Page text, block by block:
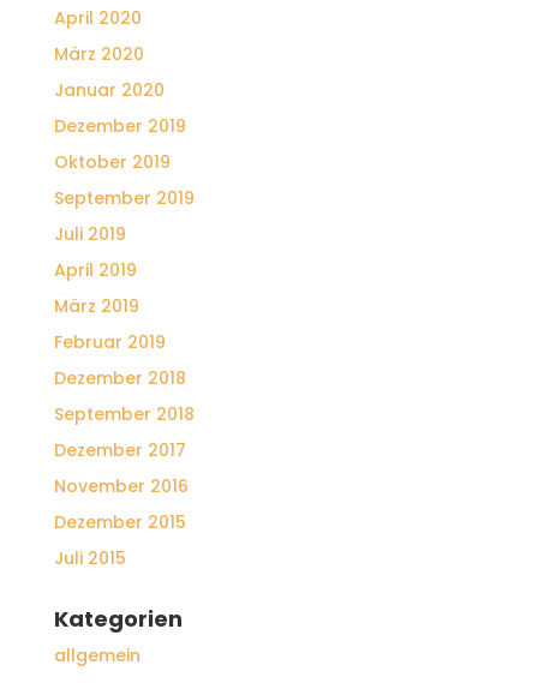
April 2020
März 2020
Januar 2020
Dezember 2019
Oktober 2019
September 2019
Juli 2019
April 2019
März 2019
Februar 2019
Dezember 2018
September 2018
Dezember 2017
November 2016
Dezember 2015
Juli 2015
Kategorien
allgemein